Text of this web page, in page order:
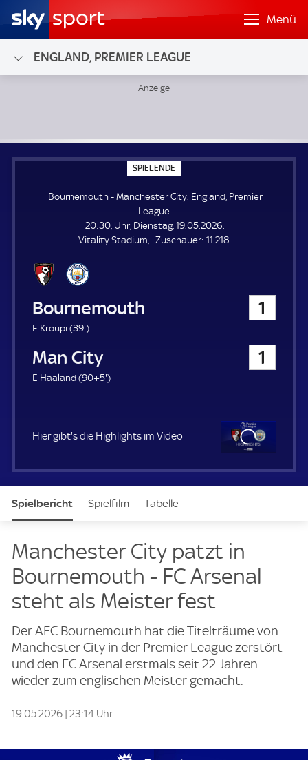
Menü
ENGLAND, PREMIER LEAGUE
SPIELENDE
P
E
N
D
E
Bournemouth - Manchester City. England, Premier
League.
20:30, Uhr, Dienstag, 19.05.2026.
Vitality Stadium
Zuschauer: Z
11.218.
Bournemouth 1
E Kroupi (39'3
.
i
u
e
)
Manchester City 1
E Haaland (90+5'9
.
i
t
e
)
Hier gibt's die Highlights im Video
Spielbericht Spielfilm Tabelle
Manchester City patzt in
Bournemouth - FC Arsenal
steht als Meister fest
Der AFC Bournemouth hat die Titelträume von
Manchester City in der Premier League zerstört
und den FC Arsenal erstmals seit 22 Jahren
wieder zum englischen Meister gemacht.
19.05.2026 | 23:14 Uhr